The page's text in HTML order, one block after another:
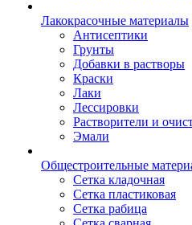
Лакокрасочные материалы
Антисептики
Грунты
Добавки в растворы
Краски
Лаки
Лессировки
Растворители и
Эмали
Общестроительные
Сетка кладочная
Сетка пластиковая
Сетка рабица